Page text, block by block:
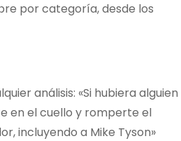
por categoría, desde los
análisis: «Si hubiera alguien
en el cuello y romperte el
incluyendo a Mike Tyson»